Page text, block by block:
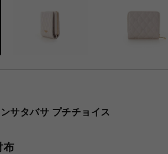
サタバサ プチチョイス
布